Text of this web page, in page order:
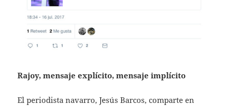
Rajoy, mensaje explícito, mensaje implícito
El periodista navarro, Jesús Barcos, comparte en